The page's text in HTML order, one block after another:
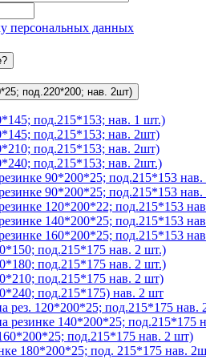
персональных данных
под.220*200; нав. 2шт)
под.215*153; нав. 1 шт.)
под.215*153; нав. 2шт)
под.215*153; нав. 2шт)
под.215*153; нав. 2шт.)
90*200*25; под.215*153
90*200*25; под.215*153
120*200*22; под.215*153
140*200*25; под.215*153
160*200*25; под.215*153
под.215*175 нав. 2 шт.)
под.215*175 нав. 2 шт.)
под.215*175 нав. 2 шт)
под.215*175) нав. 2 шт
рез. 120*200*25; под.215*175 нав.
резинке 140*200*25; под.215*175
под.215*175 нав. 2 шт)
180*200*25; под. 215*175 нав.